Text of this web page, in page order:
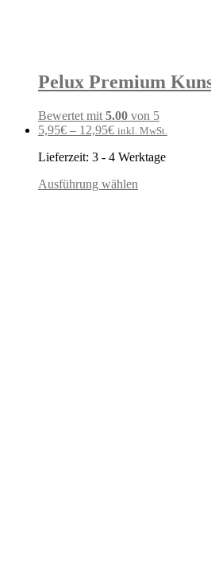
Pelux Premium
Bewertet mit 5.00 von 5
5,95€ – 12,95€ inkl. MwSt.
Lieferzeit: 3 - 4 Werktage
Ausführung wählen